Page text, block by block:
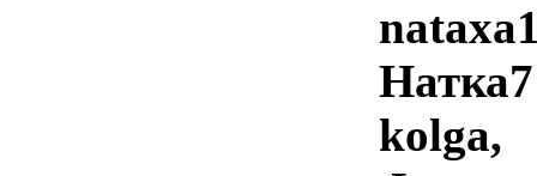
kolga,